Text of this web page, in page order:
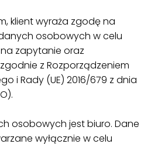
klient wyraża zgodę na
osobowych w celu
zapytanie oraz
z Rozporządzeniem
i Rady (UE) 2016/679 z dnia
osobowych jest biuro. Dane
wyłącznie w celu